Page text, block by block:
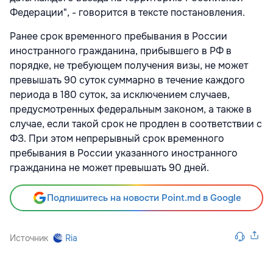
Федерации", - говорится в тексте постановления.
Ранее срок временного пребывания в России
иностранного гражданина, прибывшего в РФ в
порядке, не требующем получения визы, не может
превышать 90 суток суммарно в течение каждого
периода в 180 суток, за исключением случаев,
предусмотренных федеральным законом, а также в
случае, если такой срок не продлен в соответствии с
ФЗ. При этом непрерывный срок временного
пребывания в России указанного иностранного
гражданина не может превышать 90 дней.
Подпишитесь на новости Point.md в Google
Источник Ria